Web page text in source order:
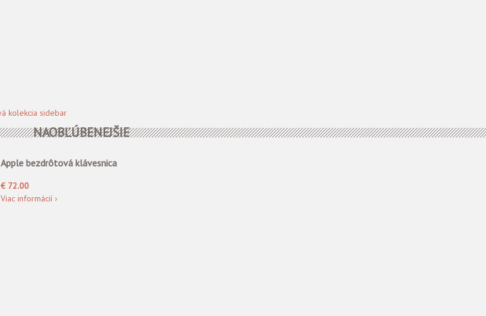
NAOBĽÚBENEJŠIE
Apple bezdrôtová klávesnica
€ 72.00
Viac informácií ›